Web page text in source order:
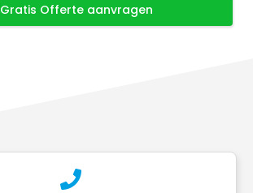
Gratis Offerte aanvragen